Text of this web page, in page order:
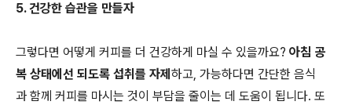
5. 건강한 습관을 만들자
그렇다면 어떻게 커피를 더 건강하게 마실 수 있을까요? 아침 공
복 상태에선 되도록 섭취를 자제 하고, 가능하다면 간단한 음식
과 함께 커피를 마시는 것이 부담을 줄이는 데 도움이 됩니다. 또